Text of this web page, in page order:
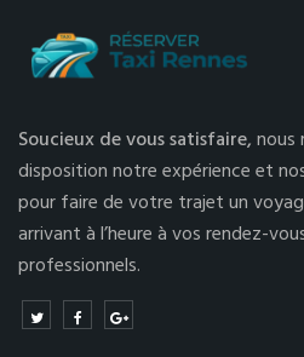
Soucieux de vous satisfaire,
disposition notre expérience et
pour faire de votre trajet un
arrivant à l’heure à vos rendez-
professionnels.